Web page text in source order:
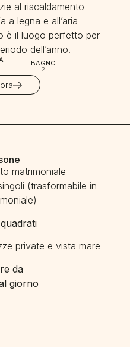
al riscaldamento
a legna e all’aria
è il luogo perfetto per
dell’anno.
BAGNO
2
matrimoniale
(trasformabile in
private e vista mare
da
giorno